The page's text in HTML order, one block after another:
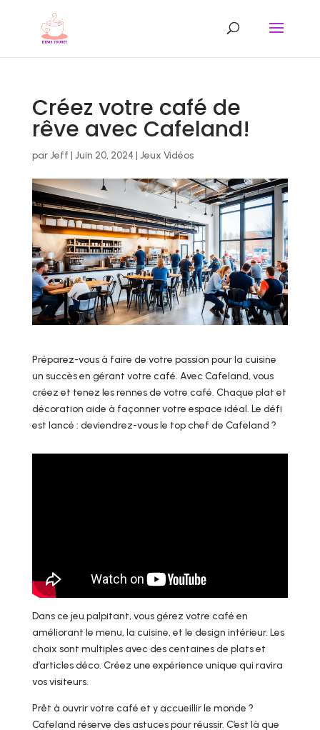
Créez votre café de
rêve avec Cafeland!
parJeff | Juin 20, 2024 | Jeux Vidéos
Préparez-vous à faire de votre passion pour la cuisine
un succès en gérant votre café. Avec Cafeland, vous
créez et tenez les rennes de votre café. Chaque plat et
décoration aide à façonner votre espace idéal. Le défi
est lancé : deviendrez-vous le top chef de Cafeland ?
Dans ce jeu palpitant, vous gérez votre café en
améliorant le menu, la cuisine, et le design intérieur. Les
choix sont multiples avec des centaines de plats et
d’articles déco. Créez une expérience unique qui ravira
vos visiteurs.
Prêt à ouvrir votre café et y accueillir le monde ?
Cafeland réserve des astuces pour réussir. C’est là que